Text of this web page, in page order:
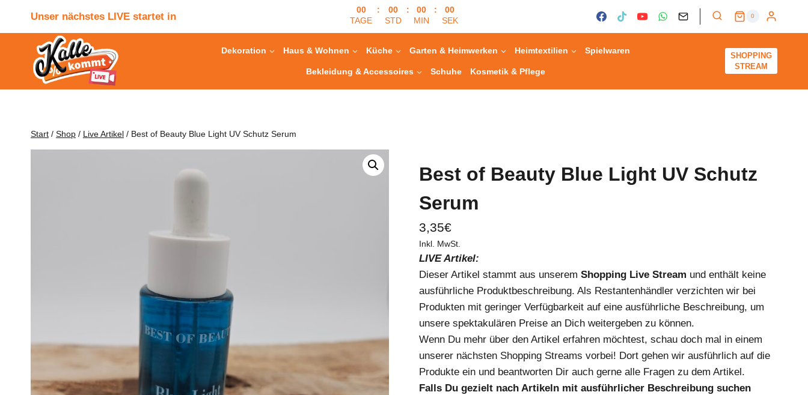
Unser nächstes LIVE startet in
00
TAGE
:
00
STD
:
00
MIN
:
00
SEK
0
Dekoration Haus & Wohnen Küche Garten & Heimwerken Heimtextilien Spielwaren
Bekleidung & Accessoires Schuhe Kosmetik & Pflege
SHOPPING
STREAM
Start / Shop / Live Artikel / Best of Beauty Blue Light UV Schutz Serum
Best of Beauty Blue Light UV Schutz
Serum
3,35€
Inkl. MwSt.
LIVE Artikel:
Dieser Artikel stammt aus unserem Shopping Live Stream und enthält keine
ausführliche Produktbeschreibung. Als Restantenhändler verzichten wir bei
Produkten mit geringer Verfügbarkeit auf eine ausführliche Beschreibung, um
unsere spektakulären Preise an Dich weitergeben zu können.
Wenn Du mehr über den Artikel erfahren möchtest, schau doch mal in einem
unserer nächsten Shopping Streams vorbei! Dort gehen wir ausführlich auf die
Produkte ein und beantworten Dir auch gerne alle Fragen zu dem Artikel.
Falls Du gezielt nach Artikeln mit ausführlicher Beschreibung suchen